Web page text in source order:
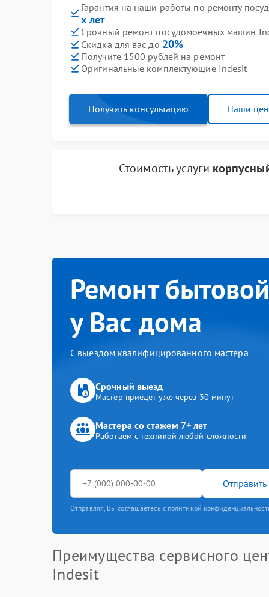
Гарантия на наши работы по ремонту
х лет
Срочный ремонт посудомоечных машин
Скидка для вас до 20%
Получите 1500 рублей на ремонт
Оригинальные комплектующие Indesit
Получить консультацию Наши
Стоимость услуги
Ремонт
у Вас дома
С выездом квалифицированного мастера
Срочный выезд
Мастер приедет уже через 30 минут
Мастера со стажем 7+ лет
Работаем с техникой любой сложности
Отправить
Отправляя, Вы соглашаетесь с политикой
Преимущества сервисного
Indesit